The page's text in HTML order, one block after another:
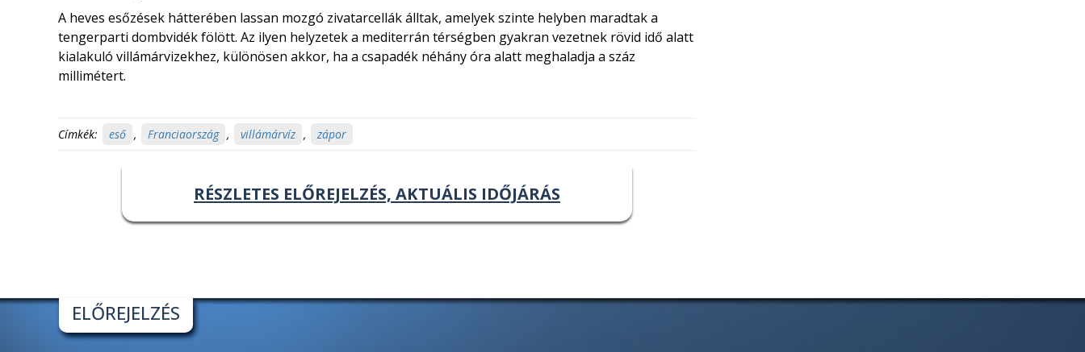
A heves esőzések hátterében lassan mozgó zivatarcellák álltak, amelyek szinte helyben maradtak a
tengerparti dombvidék fölött. Az ilyen helyzetek a mediterrán térségben gyakran vezetnek rövid idő alatt
kialakuló villámárvizekhez, különösen akkor, ha a csapadék néhány óra alatt meghaladja a száz
millimétert.
Címkék: eső , Franciaország , villámárvíz , zápor
RÉSZLETES ELŐREJELZÉS, AKTUÁLIS IDŐJÁRÁS
ELŐREJELZÉS